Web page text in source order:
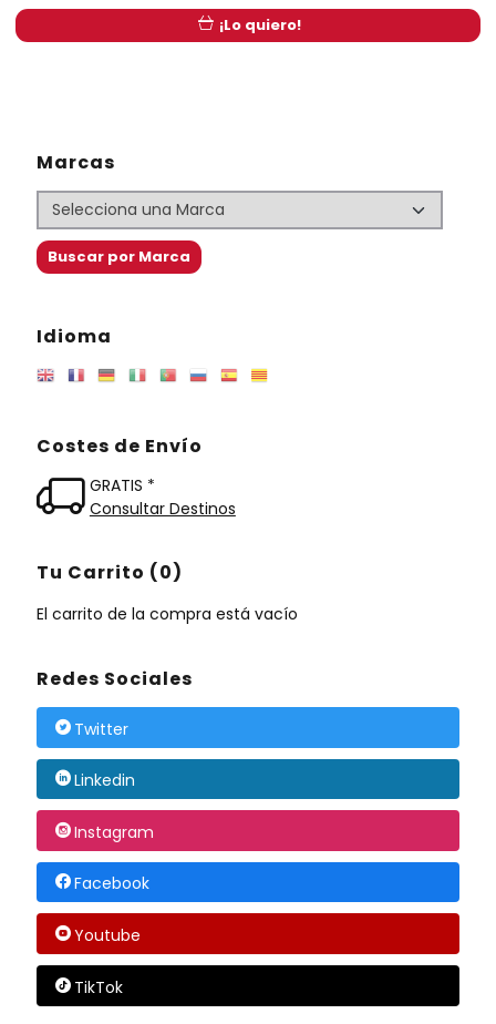
Marcas
Idioma
Costes de Envío
GRATIS *
Consultar Destinos
Tu Carrito (0)
El carrito de la compra está vacío
Redes Sociales
Twitter
Linkedin
Instagram
Facebook
Youtube
TikTok
¡Lo quiero!